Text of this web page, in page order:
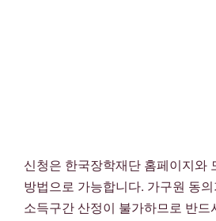
신청은 한국장학재단 홈페이지와
방법으로 가능합니다. 가구원 동
소득구간 산정이 불가하므로 반드